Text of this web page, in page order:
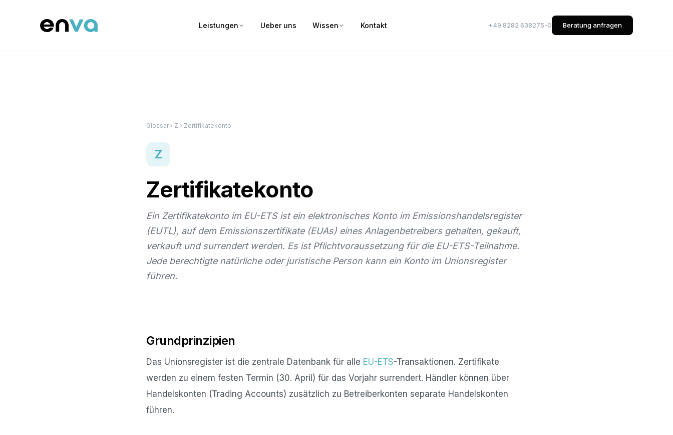
Leistungen Ueber uns Wissen Kontakt +49 8282 638275-0 Beratung anfragen
Glossar › Z › Zertifikatekonto
Z
Zertifikatekonto
Ein Zertifikatekonto im EU-ETS ist ein elektronisches Konto im Emissionshandelsregister
(EUTL), auf dem Emissionszertifikate (EUAs) eines Anlagenbetreibers gehalten, gekauft,
verkauft und surrendert werden. Es ist Pflichtvoraussetzung für die EU-ETS-Teilnahme.
Jede berechtigte natürliche oder juristische Person kann ein Konto im Unionsregister
führen.
Grundprinzipien
Das Unionsregister ist die zentrale Datenbank für alle EU-ETS-Transaktionen. Zertifikate
werden zu einem festen Termin (30. April) für das Vorjahr surrendert. Händler können über
Handelskonten (Trading Accounts) zusätzlich zu Betreiberkonten separate Handelskonten
führen.